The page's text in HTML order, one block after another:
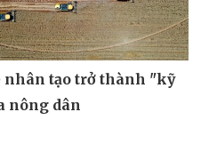
nhân tạo trở thành "kỹ
nông dân